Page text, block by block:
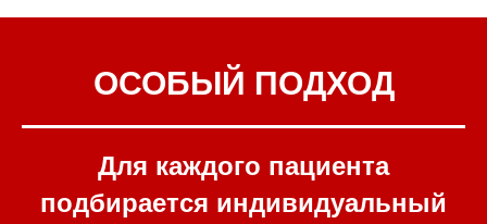
ОСОБЫЙ ПОДХОД
Для каждого пациента
подбирается индивидуальный